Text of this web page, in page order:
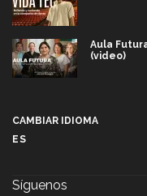
Aula
(video)
CAMBIAR IDIOMA
ES
Síguenos